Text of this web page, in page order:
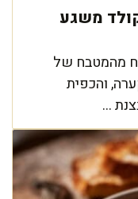
משגע
מהמטבח של
והכפית
...